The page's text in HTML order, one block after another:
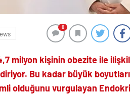
0
milyon kişinin obezite ile
Bu kadar büyük
olduğunu vurgulayan